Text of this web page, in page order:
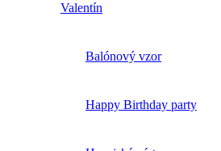
Valentín
Balónový vzor
Happy Birthday party